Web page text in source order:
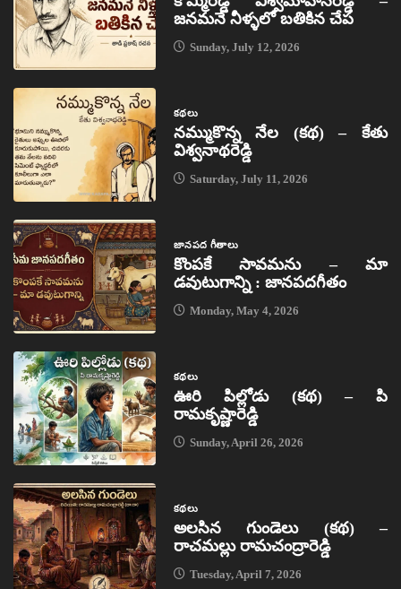
జనమనే నీళ్ళలో బతికిన చేప
Sunday, July 12, 2026
కథలు
నమ్ముకొన్న నేల (కథ) – కేతు
విశ్వనాథరెడ్డి
Saturday, July 11, 2026
జానపద గీతాలు
కొంపకే సావమను – మా
డవుటుగాన్ని : జానపదగీతం
Monday, May 4, 2026
కథలు
ఊరి పిల్లోడు (కథ) – పి
రామకృష్ణారెడ్డి
Sunday, April 26, 2026
కథలు
అలసిన గుండెలు (కథ) –
రాచమల్లు రామచంద్రారెడ్డి
Tuesday, April 7, 2026